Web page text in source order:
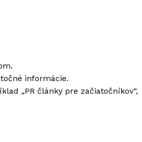
informácie.
„PR články pre začiatočníkov“,